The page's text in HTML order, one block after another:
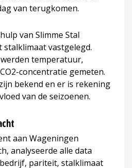
van terugkomen.
van Slimme Stal
vastgelegd.
temperatuur,
concentratie gemeten.
bekend en er is rekening
van de seizoenen.
aan Wageningen
analyseerde alle data
pariteit, stalklimaat